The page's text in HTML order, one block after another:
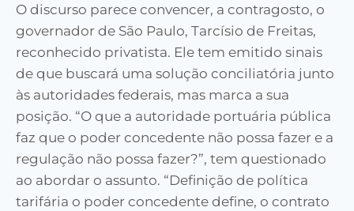
O discurso parece convencer, a contragosto, o
governador de São Paulo, Tarcísio de Freitas,
reconhecido privatista. Ele tem emitido sinais
de que buscará uma solução conciliatória junto
às autoridades federais, mas marca a sua
posição. “O que a autoridade portuária pública
faz que o poder concedente não possa fazer e a
regulação não possa fazer?”, tem questionado
ao abordar o assunto. “Definição de política
tarifária o poder concedente define, o contrato